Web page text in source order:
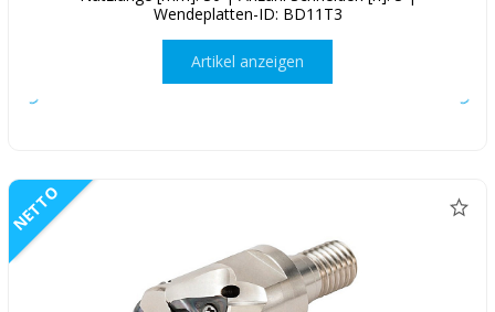
Wendeplatten-ID: BD11T3
Artikel anzeigen
NETTO